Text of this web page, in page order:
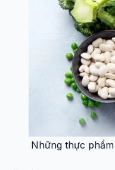
Những thực